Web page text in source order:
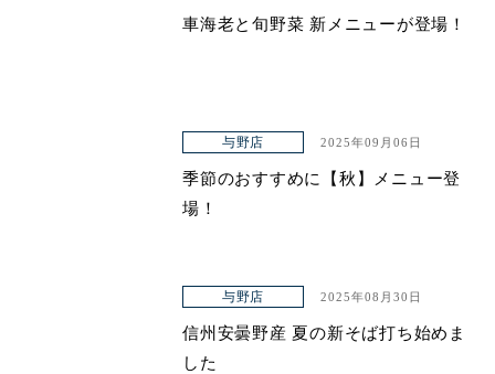
車海老と旬野菜 新メニューが登場！
与野店 2025年09月06日
季節のおすすめに【秋】メニュー登
場！
与野店 2025年08月30日
信州安曇野産 夏の新そば打ち始めま
した